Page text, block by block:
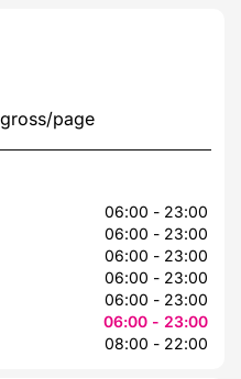
06:00 - 23:00
06:00 - 23:00
06:00 - 23:00
06:00 - 23:00
06:00 - 23:00
06:00 - 23:00
08:00 - 22:00
page